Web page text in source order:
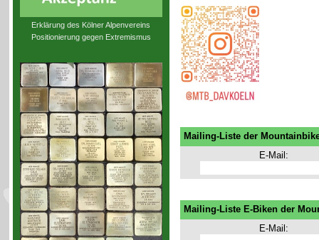
Erklärung des Kölner Alpenvereins
Positionierung gegen Extremismus
Mailing-Liste der
E-Mail:
Mailing-Liste E-Biken der
E-Mail: